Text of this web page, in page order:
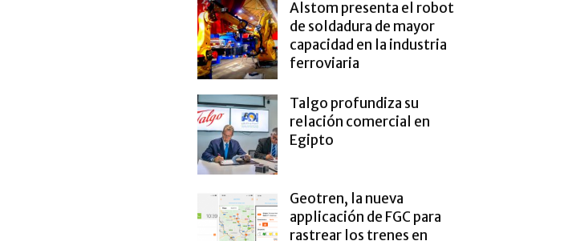
Alstom presenta el robot
de soldadura de mayor
capacidad en la industria
ferroviaria
Talgo profundiza su
relación comercial en
Egipto
Geotren, la nueva
applicación de FGC para
rastrear los trenes en